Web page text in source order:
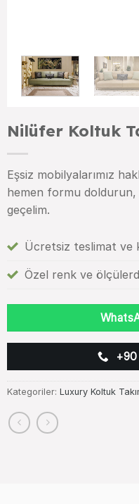
Nilüfer Koltuk
Eşsiz mobilyalarımız
hemen formu doldurun,
geçelim.
Ücretsiz teslimat ve
Özel renk ve
Kategoriler: Luxury Koltuk